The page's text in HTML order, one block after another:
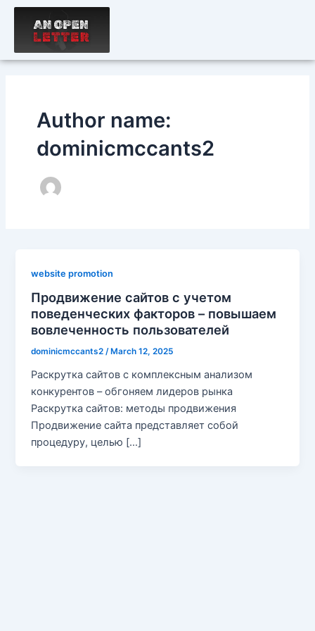
Skip
content
Author name:
dominicmccants2
website promotion
Продвижение сайтов с учетом
поведенческих факторов – повышаем
вовлеченность пользователей
dominicmccants2/ March 12, 2025
Раскрутка сайтов с комплексным анализом
конкурентов – обгоняем лидеров рынка
Раскрутка сайтов: методы продвижения
Продвижение сайта представляет собой
процедуру, целью […]